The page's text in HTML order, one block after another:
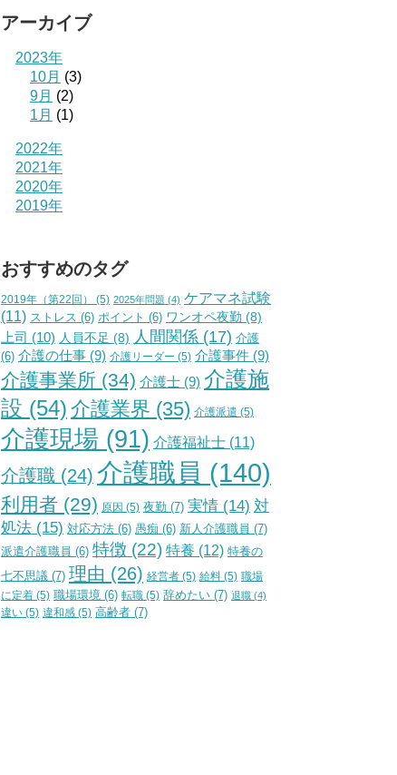
アーカイブ
2023年
10月 (3)
9月 (2)
1月 (1)
2022年
2021年
2020年
2019年
おすすめのタグ
2019年（第22回） (5) 2025年問題 (4) ケアマネ試験
(11) ストレス (6) ポイント (6) ワンオペ夜勤 (8)
上司 (10) 人員不足 (8) 人間関係 (17) 介護
(6) 介護の仕事 (9) 介護リーダー (5) 介護事件 (9)
介護事業所 (34) 介護士 (9) 介護施
設 (54) 介護業界 (35) 介護派遣 (5)
介護現場 (91) 介護福祉士 (11)
介護職 (24) 介護職員 (140)
利用者 (29) 原因 (5) 夜勤 (7) 実情 (14) 対
処法 (15) 対応方法 (6) 愚痴 (6) 新人介護職員 (7)
派遣介護職員 (6) 特徴 (22) 特養 (12) 特養の
七不思議 (7) 理由 (26) 経営者 (5) 給料 (5) 職場
に定着 (5) 職場環境 (6) 転職 (5) 辞めたい (7) 退職 (4)
違い (5) 違和感 (5) 高齢者 (7)